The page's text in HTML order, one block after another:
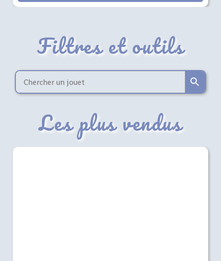
Filtres et outils
Les plus vendus